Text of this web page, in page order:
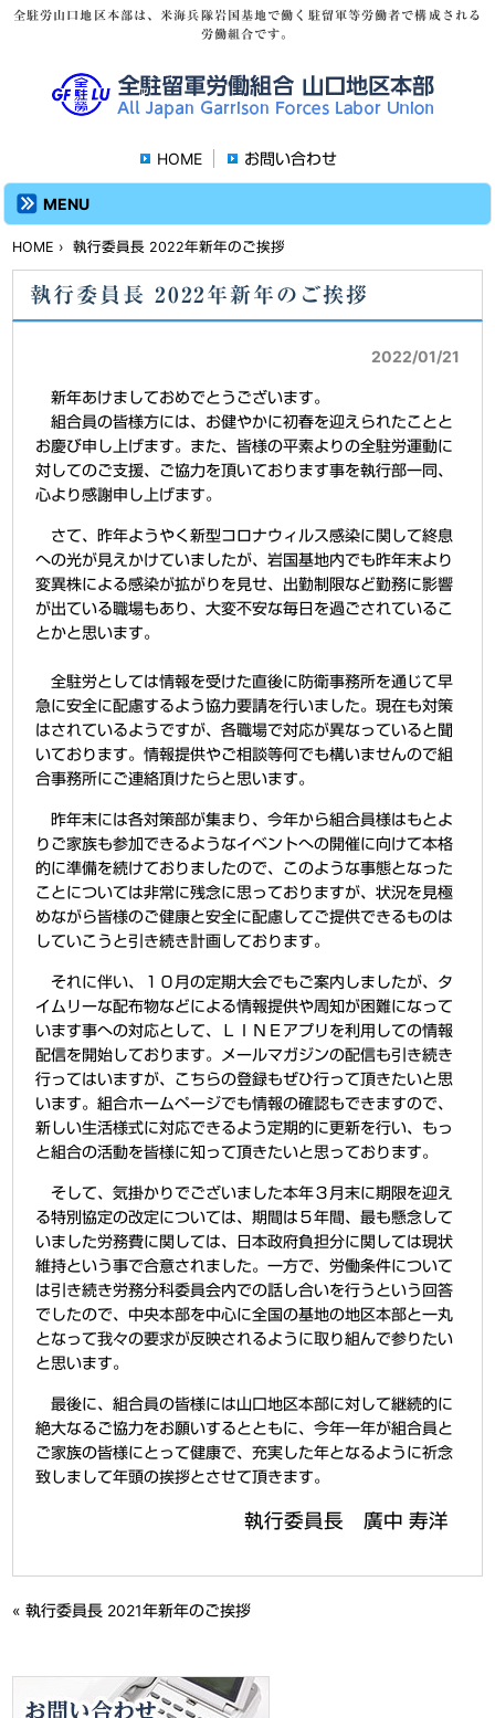
全駐労山口地区本部は、米海兵隊岩国基地で働く駐留軍等労働者で構成される
労働組合です。
HOME お問い合わせ
MENU
HOME › 執行委員長 2022年新年のご挨拶
執行委員長 2022年新年のご挨拶
2022/01/21
新年あけましておめでとうございます。
組合員の皆様方には、お健やかに初春を迎えられたことと
お慶び申し上げます。また、皆様の平素よりの全駐労運動に
対してのご支援、ご協力を頂いております事を執行部一同、
心より感謝申し上げます。
さて、昨年ようやく新型コロナウィルス感染に関して終息
への光が見えかけていましたが、岩国基地内でも昨年末より
変異株による感染が拡がりを見せ、出勤制限など勤務に影響
が出ている職場もあり、大変不安な毎日を過ごされているこ
とかと思います。
全駐労としては情報を受けた直後に防衛事務所を通じて早
急に安全に配慮するよう協力要請を行いました。現在も対策
はされているようですが、各職場で対応が異なっていると聞
いております。情報提供やご相談等何でも構いませんので組
合事務所にご連絡頂けたらと思います。
昨年末には各対策部が集まり、今年から組合員様はもとよ
りご家族も参加できるようなイベントへの開催に向けて本格
的に準備を続けておりましたので、このような事態となった
ことについては非常に残念に思っておりますが、状況を見極
めながら皆様のご健康と安全に配慮してご提供できるものは
していこうと引き続き計画しております。
それに伴い、１０月の定期大会でもご案内しましたが、タ
イムリーな配布物などによる情報提供や周知が困難になって
います事への対応として、ＬＩＮＥアプリを利用しての情報
配信を開始しております。メールマガジンの配信も引き続き
行ってはいますが、こちらの登録もぜひ行って頂きたいと思
います。組合ホームページでも情報の確認もできますので、
新しい生活様式に対応できるよう定期的に更新を行い、もっ
と組合の活動を皆様に知って頂きたいと思っております。
そして、気掛かりでございました本年３月末に期限を迎え
る特別協定の改定については、期間は５年間、最も懸念して
いました労務費に関しては、日本政府負担分に関しては現状
維持という事で合意されました。一方で、労働条件について
は引き続き労務分科委員会内での話し合いを行うという回答
でしたので、中央本部を中心に全国の基地の地区本部と一丸
となって我々の要求が反映されるように取り組んで参りたい
と思います。
最後に、組合員の皆様には山口地区本部に対して継続的に
絶大なるご協力をお願いするとともに、今年一年が組合員と
ご家族の皆様にとって健康で、充実した年となるように祈念
致しまして年頭の挨拶とさせて頂きます。
執行委員長 廣中 寿洋
«執行委員長 2021年新年のご挨拶